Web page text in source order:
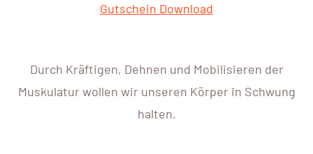
Gutschein Download
Durch Kräftigen, Dehnen und Mobilisieren der
Muskulatur wollen wir unseren Körper in Schwung
halten.